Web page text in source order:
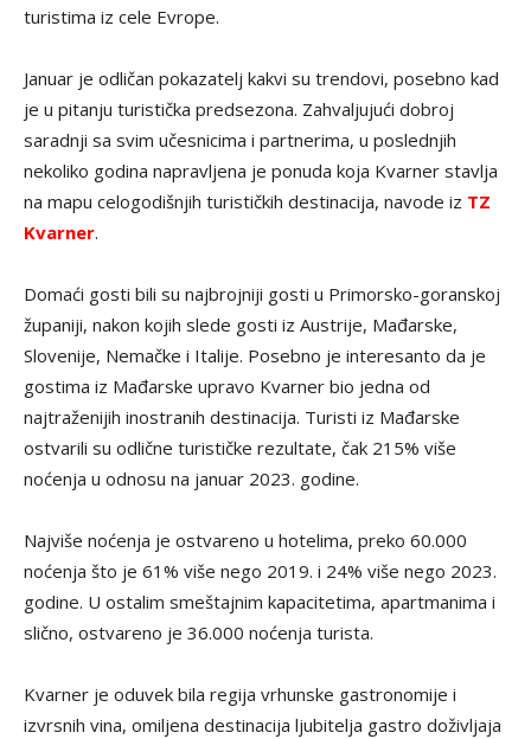
turistima iz cele Evrope.
Januar je odličan pokazatelj kakvi su trendovi, posebno kad
je u pitanju turistička predsezona. Zahvaljujući dobroj
saradnji sa svim učesnicima i partnerima, u poslednjih
nekoliko godina napravljena je ponuda koja Kvarner stavlja
na mapu celogodišnjih turističkih destinacija, navode iz TZ
Kvarner.
Domaći gosti bili su najbrojniji gosti u Primorsko-goranskoj
županiji, nakon kojih slede gosti iz Austrije, Mađarske,
Slovenije, Nemačke i Italije. Posebno je interesanto da je
gostima iz Mađarske upravo Kvarner bio jedna od
najtraženijih inostranih destinacija. Turisti iz Mađarske
ostvarili su odlične turističke rezultate, čak 215% više
noćenja u odnosu na januar 2023. godine.
Najviše noćenja je ostvareno u hotelima, preko 60.000
noćenja što je 61% više nego 2019. i 24% više nego 2023.
godine. U ostalim smeštajnim kapacitetima, apartmanima i
slično, ostvareno je 36.000 noćenja turista.
Kvarner je oduvek bila regija vrhunske gastronomije i
izvrsnih vina, omiljena destinacija ljubitelja gastro doživljaja